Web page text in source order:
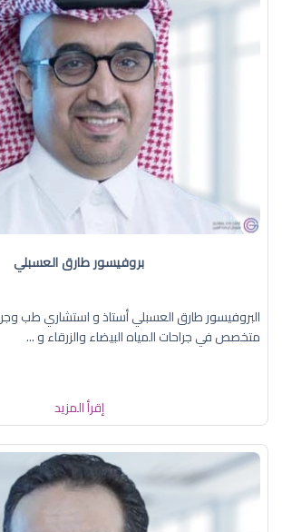
بروفيسور طارق العسبلي
البروفيسور طارق العسبلي أستاذ و استشاري طب
متخصص في جراحات المياه البيضاء والزرقاء و ...
إقرأ المزيد